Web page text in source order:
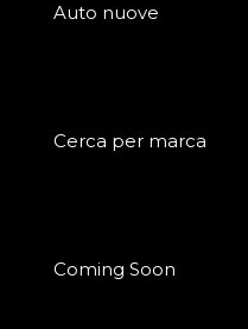
Auto nuove
Cerca per marca
Coming Soon